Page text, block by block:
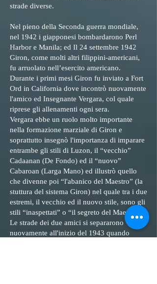
strade diverse.
Nel pieno della Seconda guerra mondiale,
nel 1942 i giapponesi bombardarono Perl
Harbor e Manila; ed Il 24 settembre 1942
Giron, come molti altri filippini-americani,
fu arruolato nell’esercito americano.
Durante i primi mesi Giron fu inviato a Fort
Ord in California dove incontrò nuovamente
l'amico ed Insegnante Vergara, col quale
riprese gli allenamenti ogni sera.
Vergara ebbe un ruolo molto importante
nella formazione marziale di Giron e
soprattutto insegnò l'importanza di imparare
entrambe gli stili di Luzon, il “vecchio”
Cadaanan (De Fondo) ed il “nuovo”
Cabaroan (Larga Mano) ed illustrò quello
che divenne poi “l'abanico del Maestro” (la
stuttura del sistema Giron) nel quale tra i due
estremi, il vecchio ed il nuovo stile, sono gli
stili “inaspettati” o “il segreto del Maestro”.
Le strade dei due amici si separarono
nuovamente all'inizio del 1943 quando